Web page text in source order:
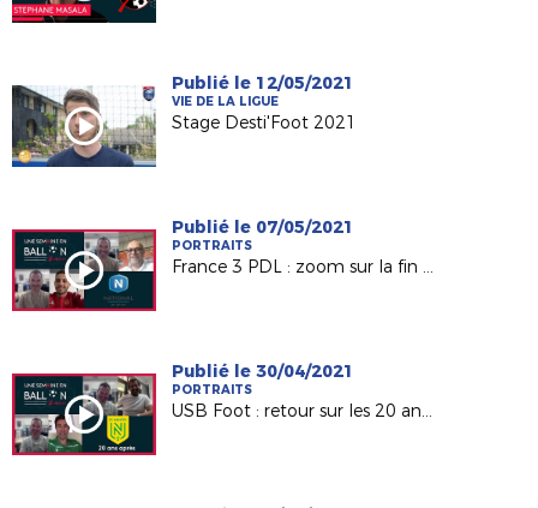
Publié le 12/05/2021
VIE DE LA LIGUE
Stage Desti'Foot 2021
Publié le 07/05/2021
PORTRAITS
France 3 PDL : zoom sur la fin de saison du Mans FC et Laval !
Publié le 30/04/2021
PORTRAITS
USB Foot : retour sur les 20 ans du titre du FC Nantes